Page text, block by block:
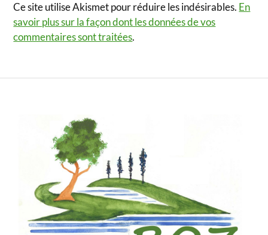
Ce site utilise Akismet pour réduire les indésirables. En
savoir plus sur la façon dont les données de vos
commentaires sont traitées.